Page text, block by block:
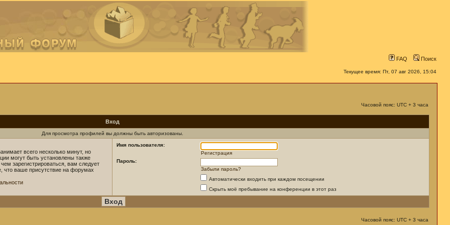
FAQ Поиск
Текущее время: Пт, 07 авг 2026, 15:04
Часовой пояс: UTC + 3 часа
Вход
Для просмотра профилей вы должны быть авторизованы.
всего несколько минут, но
могут быть установлены также
зарегистрироваться, вам следует
что ваше присутствие на форумах
Имя пользователя:
Регистрация
Пароль:
Забыли пароль?
Автоматически входить при каждом посещении
Скрыть моё пребывание на конференции в этот раз
Часовой пояс: UTC + 3 часа